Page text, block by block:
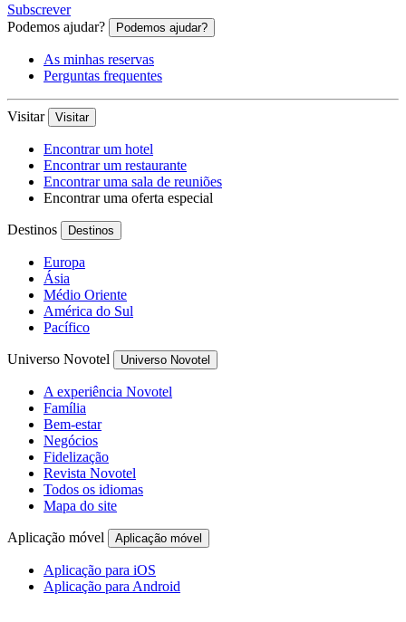
Subscrever
Podemos ajudar?
Podemos ajudar?
As minhas reservas
Perguntas frequentes
Visitar Visitar
Encontrar um hotel
Encontrar um restaurante
Encontrar uma sala de reuniões
Encontrar uma oferta especial
Destinos Destinos
Europa
Ásia
Médio Oriente
América do Sul
Pacífico
Universo Novotel Universo Novotel
A experiência Novotel
Família
Bem-estar
Negócios
Fidelização
Revista Novotel
Todos os idiomas
Mapa do site
Aplicação móvel Aplicação móvel
Aplicação para iOS
Aplicação para Android